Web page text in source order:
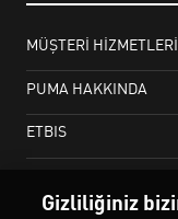
Gizliliğiniz